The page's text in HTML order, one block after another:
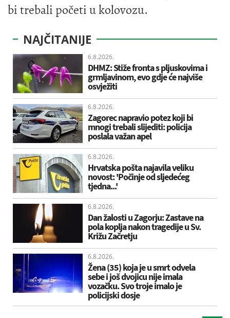
bi trebali početi u kolovozu.
NAJČITANIJE
6.8.2026.
DHMZ: Stiže fronta s pljuskovima i
grmljavinom, evo gdje će najviše
osvježiti
6.8.2026.
Zagorec napravio potez koji bi
mnogi trebali slijediti: policija
poslala važan apel
6.8.2026.
Hrvatska pošta najavila veliku
novost: 'Počinje od sljedećeg
tjedna...'
6.8.2026.
Dan žalosti u Zagorju: Zastave na
pola koplja nakon tragedije u Sv.
Križu Začretju
6.8.2026.
Žena (35) koja je u smrt odvela
sebe i još dvojicu nije imala
vozačku. Svo troje imalo je
policijski dosje